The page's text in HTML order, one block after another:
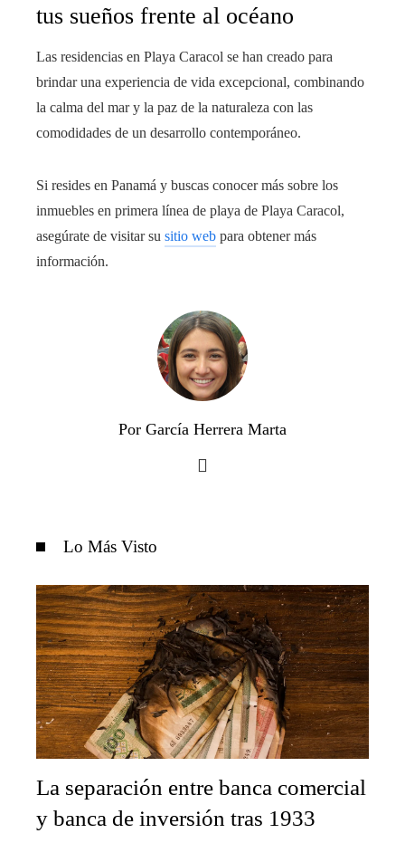
tus sueños frente al océano
Las residencias en Playa Caracol se han creado para
brindar una experiencia de vida excepcional, combinando
la calma del mar y la paz de la naturaleza con las
comodidades de un desarrollo contemporáneo.
Si resides en Panamá y buscas conocer más sobre los
inmuebles en primera línea de playa de Playa Caracol,
asegúrate de visitar su sitio web para obtener más
información.
Por García Herrera Marta
Lo Más Visto
La separación entre banca comercial
y banca de inversión tras 1933